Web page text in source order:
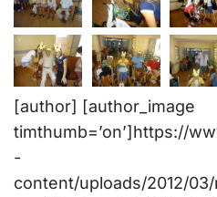
[author] [author_image
timthumb=’on’]https://
-
content/uploads/2012/